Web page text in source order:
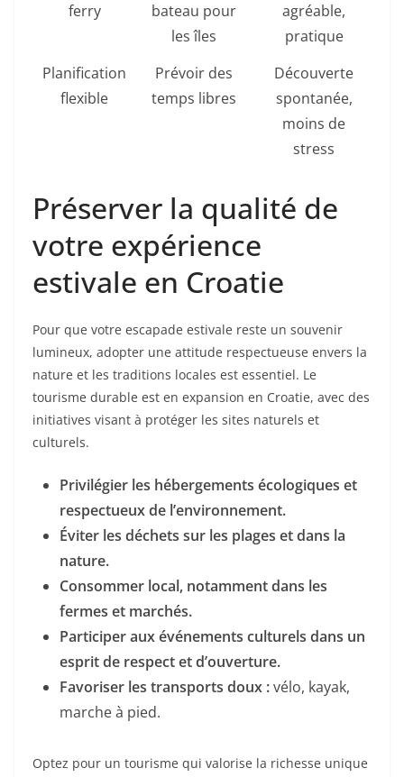
ferry
bateau pour
les îles
agréable,
pratique
Planification
flexible
Prévoir des
temps libres
Découverte
spontanée,
moins de
stress
Préserver la qualité de
votre expérience
estivale en Croatie
Pour que votre escapade estivale reste un souvenir
lumineux, adopter une attitude respectueuse envers la
nature et les traditions locales est essentiel. Le
tourisme durable est en expansion en Croatie, avec des
initiatives visant à protéger les sites naturels et
culturels.
Privilégier les hébergements écologiques et
respectueux de l’environnement.
Éviter les déchets sur les plages et dans la
nature.
Consommer local, notamment dans les
fermes et marchés.
Participer aux événements culturels dans un
esprit de respect et d’ouverture.
Favoriser les transports doux :vélo, kayak,
marche à pied.
Optez pour un tourisme qui valorise la richesse unique